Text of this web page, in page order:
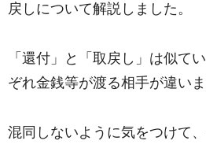
戻しについて解説しました。
「還付」と「取戻し」は似て
ぞれ金銭等が渡る相手が違いま
混同しないように気をつけて